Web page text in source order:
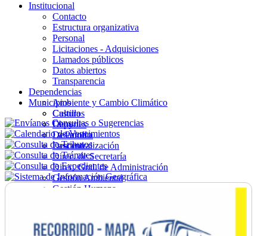
Institucional
Contacto
Estructura organizativa
Personal
Licitaciones - Adquisiciones
Llamados públicos
Datos abiertos
Transparencia
Dependencias
Ambiente y Cambio Climático
Cultura
Deportes
Desarrollo
Descentralización
Direc. de Secretaría
Direc. Gral. de Administración
Gestión Ambiental
Gestión Humana
Ordenamiento
Promoción Social
Municipios
Castillos
Chuy
La Paloma
Lascano